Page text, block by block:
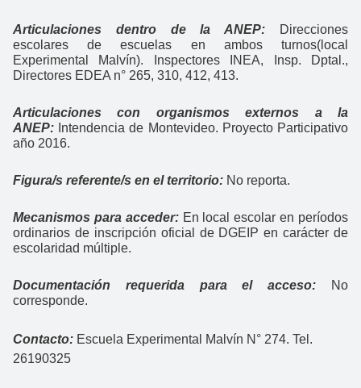
Articulaciones dentro de la ANEP:
Direcciones
escolares de escuelas en ambos turnos(local
Experimental Malvín). Inspectores INEA, Insp. Dptal.,
Directores EDEA n° 265, 310, 412, 413.
Articulaciones con organismos externos a la
ANEP: Intendencia de Montevideo. Proyecto Participativo
año 2016.
Figura/s referente/s en el territorio: No reporta.
Mecanismos para acceder: En local escolar en períodos
ordinarios de inscripción oficial de DGEIP en carácter de
escolaridad múltiple.
Documentación requerida para el acceso:
No
corresponde.
Contacto: Escuela Experimental Malvín N° 274. Tel.
26190325